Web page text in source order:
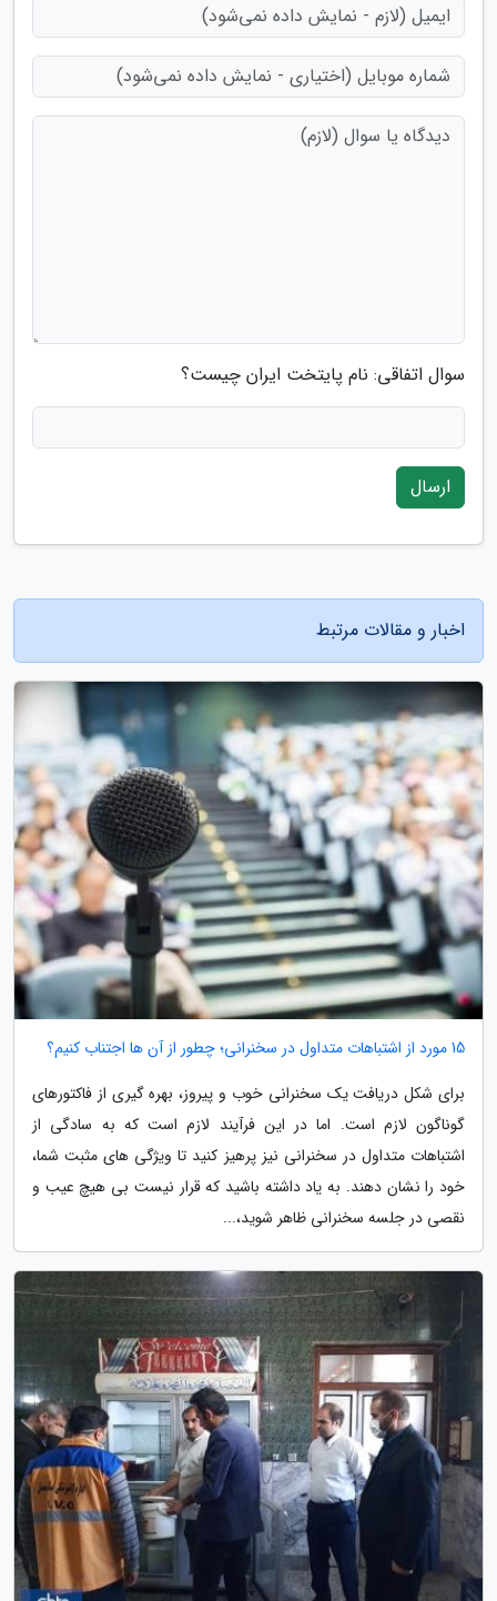
سوال اتفاقی: نام پایتخت ایران چیست؟
ارسال
اخبار و مقالات مرتبط
15 مورد از اشتباهات متداول در سخنرانی؛ چطور از آن ها اجتناب کنیم؟
برای شکل دریافت یک سخنرانی خوب و پیروز، بهره گیری از فاکتورهای
گوناگون لازم است. اما در این فرآیند لازم است که به سادگی از
اشتباهات متداول در سخنرانی نیز پرهیز کنید تا ویژگی های مثبت شما،
خود را نشان دهند. به یاد داشته باشید که قرار نیست بی هیچ عیب و
نقصی در جلسه سخنرانی ظاهر شوید،...